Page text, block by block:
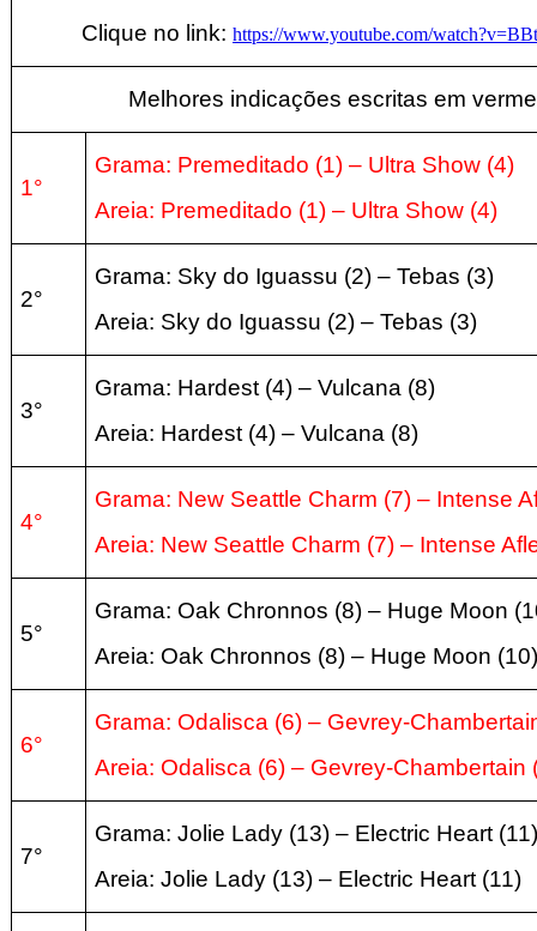
Clique no link: https://www.youtube.com/
Melhores indicações escritas em
1°
Grama: Premeditado (1) – Ultra Show (4)
Areia: Premeditado (1) – Ultra Show (4)
2°
Grama: Sky do Iguassu (2) – Tebas (3)
Areia: Sky do Iguassu (2) – Tebas (3)
3°
Grama: Hardest (4) – Vulcana (8)
Areia: Hardest (4) – Vulcana (8)
4°
Grama: New Seattle Charm (7) – Intense
Areia: New Seattle Charm (7) – Intense
5°
Grama: Oak Chronnos (8) – Huge Moon
Areia: Oak Chronnos (8) – Huge Moon (10)
6°
Grama: Odalisca (6) – Gevrey-
Areia: Odalisca (6) – Gevrey-Chambertain
7°
Grama: Jolie Lady (13) – Electric Heart (11)
Areia: Jolie Lady (13) – Electric Heart (11)